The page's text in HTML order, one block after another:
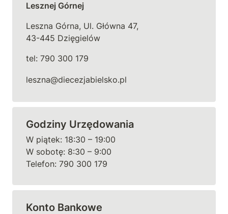
Lesznej Górnej
Leszna Górna, Ul. Główna 47,
43-445 Dzięgielów
tel: 790 300 179
leszna@diecezjabielsko.pl
Godziny Urzędowania
W piątek: 18:30 – 19:00
W sobotę: 8:30 – 9:00
Telefon: 790 300 179
Konto Bankowe